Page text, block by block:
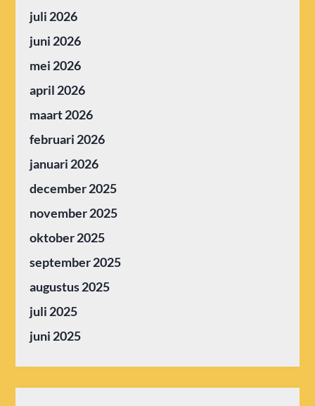
juli 2026
juni 2026
mei 2026
april 2026
maart 2026
februari 2026
januari 2026
december 2025
november 2025
oktober 2025
september 2025
augustus 2025
juli 2025
juni 2025